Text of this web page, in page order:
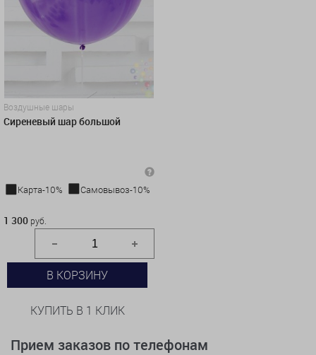
Воздушные шары
Сиреневый шар большой
Карта-10%
Самовывоз-10%
1 300 руб.
В КОРЗИНУ
КУПИТЬ В 1 КЛИК
Прием заказов по телефонам